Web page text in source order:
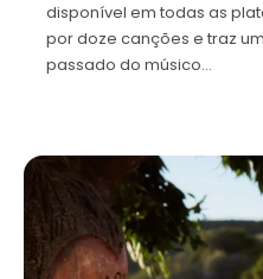
disponível em todas as
por doze canções e traz
passado do músico…